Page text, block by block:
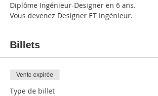
Diplôme Ingénieur-Designer en 6 ans.
Vous devenez Designer ET Ingénieur.
Billets
Vente expirée
Type de billet